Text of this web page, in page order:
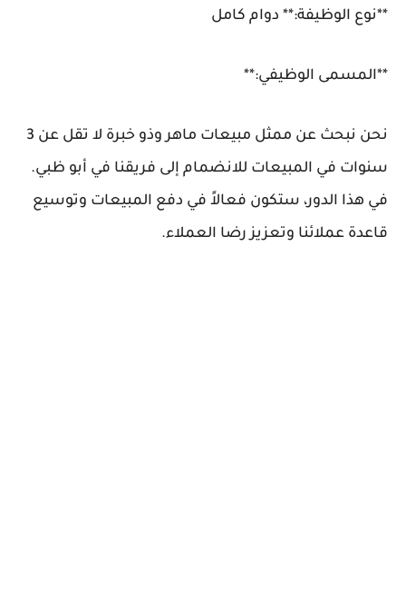
**نوع الوظيفة:** دوام كامل
**المسمى الوظيفي:**
نحن نبحث عن ممثل مبيعات ماهر وذو خبرة لا تقل عن 3
سنوات في المبيعات للانضمام إلى فريقنا في أبو ظبي.
في هذا الدور، ستكون فعالاً في دفع المبيعات وتوسيع
قاعدة عملائنا وتعزيز رضا العملاء.